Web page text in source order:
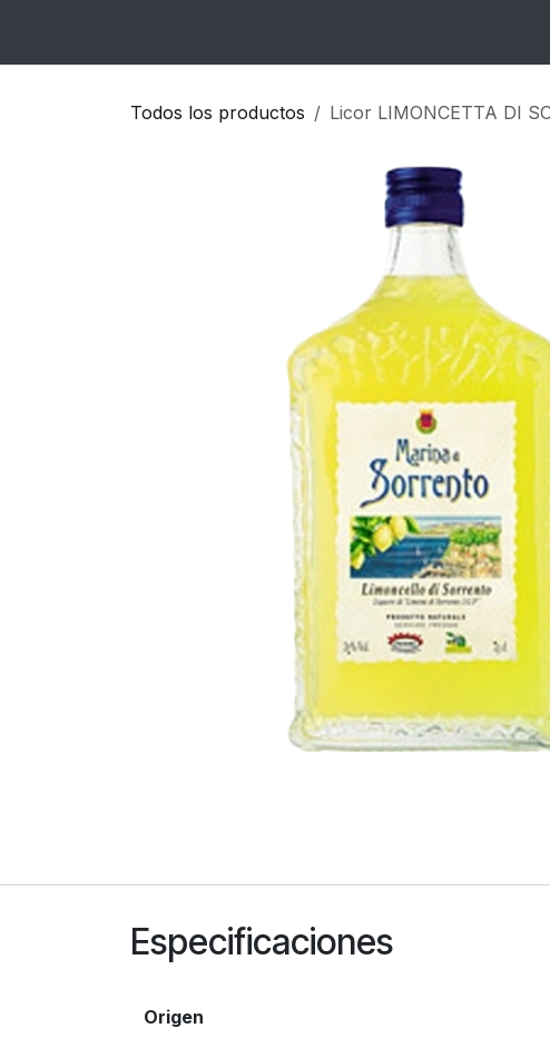
Todos los productos Licor LIMONCETTA DI
Especificaciones
Origen